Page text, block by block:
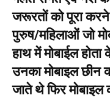
जरूरतों को पूरा
पुरुष/महिलाओं जो
हाथ में मोबाईल
उनका मोबाइल छीन
जाते थे फिर